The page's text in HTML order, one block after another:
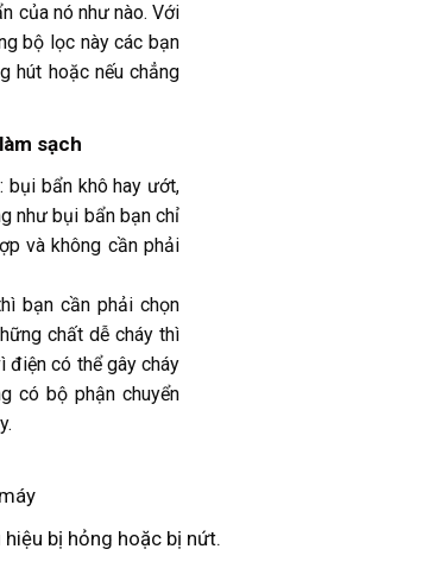
của nó như nào. Với
bộ lọc này các bạn
hút hoặc nếu chẳng
sạch
bụi bẩn khô hay ướt,
như bụi bẩn bạn chỉ
và không cần phải
bạn cần phải chọn
chất dễ cháy thì
điện có thể gây cháy
có bộ phận chuyển
bị hỏng hoặc bị nứt.